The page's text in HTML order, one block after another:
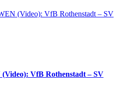
(Video): VfB Rothenstadt – SV
VfB Rothenstadt – SV